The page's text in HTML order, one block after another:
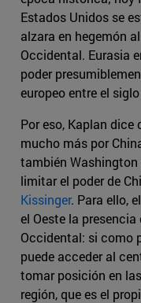
Estados Unidos se
alzara en hegemón
Occidental. Eurasia
poder
europeo entre el
Por eso, Kaplan dice
mucho más por
también Washington
limitar el poder de
Kissinger. Para ello,
el Oeste la
Occidental: si como
puede acceder al
tomar posición en
región, que es el